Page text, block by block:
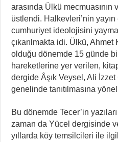
arasında Ülkü
üstlendi. Halkevleri’nin
cumhuriyet ideolojisini
çıkarılmakta idi. Ülkü, Ahmet
olduğu dönemde 15 günde
hareketlerine yer verilen,
dergide Âşık Veysel, Ali İzzet
genelinde tanıtılmasına
Bu dönemde Tecer’in
zaman da Yücel dergisinde
yıllarda köy temsilcileri ile